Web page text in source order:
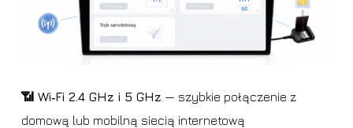
📶 Wi‑Fi 2.4 GHz i 5 GHz — szybkie połączenie z
domową lub mobilną siecią internetową